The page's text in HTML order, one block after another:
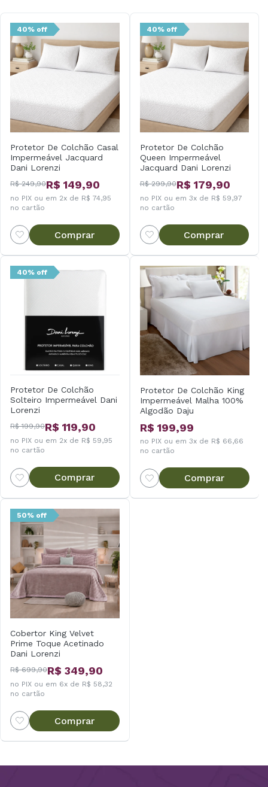
40% off
Protetor De Colchão Casal
Impermeável Jacquard
Dani Lorenzi
R$ 249,90R$ 149,90
no PIX ou em 2x de R$ 74,95
no cartão
Comprar
40% off
Protetor De Colchão
Queen Impermeável
Jacquard Dani Lorenzi
R$ 299,90R$ 179,90
no PIX ou em 3x de R$ 59,97
no cartão
Comprar
40% off
Protetor De Colchão
Solteiro Impermeável Dani
Lorenzi
R$ 199,90R$ 119,90
no PIX ou em 2x de R$ 59,95
no cartão
Comprar
Protetor De Colchão King
Impermeável Malha 100%
Algodão Daju
R$ 199,99
no PIX ou em 3x de R$ 66,66
no cartão
Comprar
50% off
Cobertor King Velvet
Prime Toque Acetinado
Dani Lorenzi
R$ 699,90R$ 349,90
no PIX ou em 6x de R$ 58,32
no cartão
Comprar